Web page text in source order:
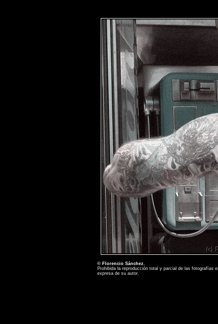
© Florencio Sánchez.
Prohibida la reproducción total y parcial de las fotografías
expresa de su autor.